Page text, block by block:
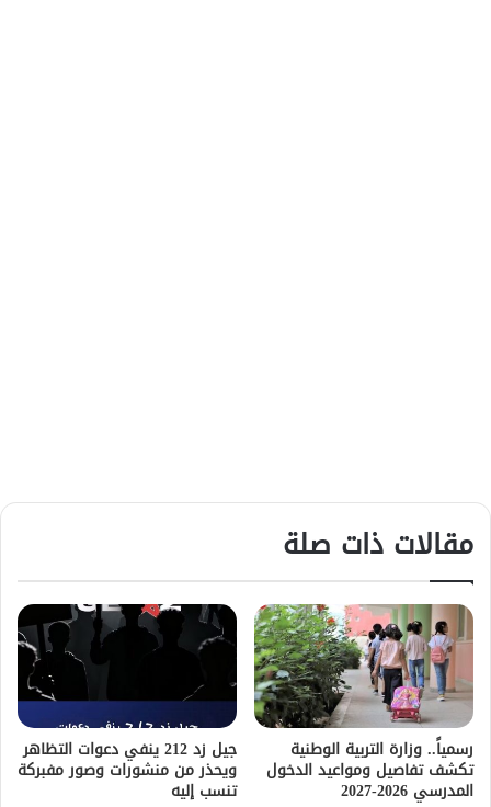
مقالات ذات صلة
رسمياً.. وزارة التربية الوطنية
تكشف تفاصيل ومواعيد الدخول
المدرسي 2026-2027
جيل زد 212 ينفي دعوات التظاهر
ويحذر من منشورات وصور مفبركة
تنسب إليه